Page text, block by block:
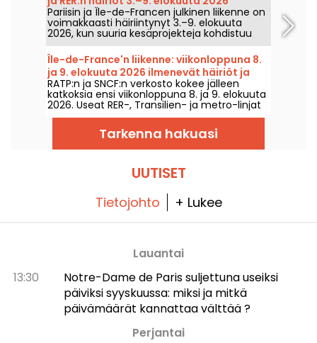
uudestaan lämpimämpää ja
aurinkoisempaa säätä.
Pariisin ja Île-de-Francen julkinen liikenne on
voimakkaasti häiriintynyt 3.–9. elokuuta
2026, kun suuria kesäprojekteja kohdistuu
erityisesti joihinkin linjoihin, RATP:n ja SNCF:n
mukaan.
Île-de-France'n liikenne: viikonloppuna 8.
ja 9. elokuuta 2026 ilmenevät häiriöt ja
rakennustyöt
RATP:n ja SNCF:n verkosto kokee jälleen
katkoksia ensi viikonloppuna 8. ja 9. elokuuta
2026. Useat RER-, Transilien- ja metro-linjat
ovat töiden ja katkosten piirissä, kerromme
kaiken, jotta voit ennakoida liikkumistasi.
Tarkenna hakuasi
UUTISET
Tietojohto + Lukee
Lauantai
13:30
Notre-Dame de Paris suljettuna useiksi
päiviksi syyskuussa: miksi ja mitkä
päivämäärät kannattaa välttää ?
Perjantai